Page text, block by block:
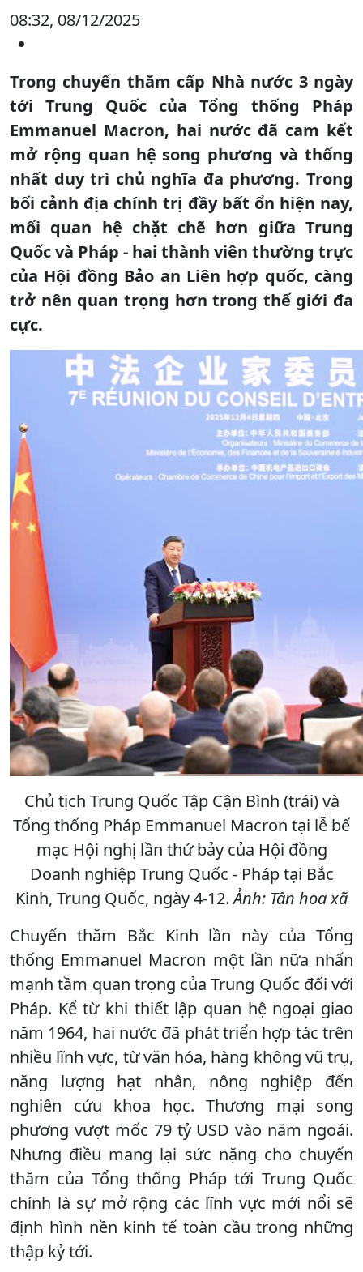
08:32, 08/12/2025
Trong chuyến thăm cấp Nhà nước 3 ngày
tới Trung Quốc của Tổng thống Pháp
Emmanuel Macron, hai nước đã cam kết
mở rộng quan hệ song phương và thống
nhất duy trì chủ nghĩa đa phương. Trong
bối cảnh địa chính trị đầy bất ổn hiện nay,
mối quan hệ chặt chẽ hơn giữa Trung
Quốc và Pháp - hai thành viên thường trực
của Hội đồng Bảo an Liên hợp quốc, càng
trở nên quan trọng hơn trong thế giới đa
cực.
Chủ tịch Trung Quốc Tập Cận Bình (trái) và
Tổng thống Pháp Emmanuel Macron tại lễ bế
mạc Hội nghị lần thứ bảy của Hội đồng
Doanh nghiệp Trung Quốc - Pháp tại Bắc
Kinh, Trung Quốc, ngày 4-12.Ảnh: Tân hoa xã
Chuyến thăm Bắc Kinh lần này của Tổng
thống Emmanuel Macron một lần nữa nhấn
mạnh tầm quan trọng của Trung Quốc đối với
Pháp. Kể từ khi thiết lập quan hệ ngoại giao
năm 1964, hai nước đã phát triển hợp tác trên
nhiều lĩnh vực, từ văn hóa, hàng không vũ trụ,
năng lượng hạt nhân, nông nghiệp đến
nghiên cứu khoa học. Thương mại song
phương vượt mốc 79 tỷ USD vào năm ngoái.
Nhưng điều mang lại sức nặng cho chuyến
thăm của Tổng thống Pháp tới Trung Quốc
chính là sự mở rộng các lĩnh vực mới nổi sẽ
định hình nền kinh tế toàn cầu trong những
thập kỷ tới.